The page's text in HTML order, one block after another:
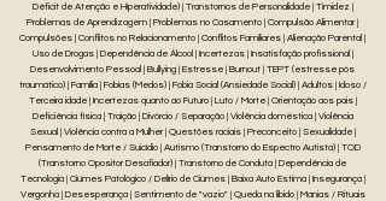
Déficit de Atenção e Hiperatividade) | Transtornos de Personalidade | Timidez |
Problemas de Aprendizagem | Problemas no Casamento | Compulsão Alimentar |
Compulsões | Conflitos no Relacionamento | Conflitos Familiares | Alienação Parental |
Uso de Drogas | Dependência de Álcool | Incertezas | Insatisfação profissional |
Desenvolvimento Pessoal | Bullying | Estresse | Burnout | TEPT (estresse pós
traumático) | Família | Fobias (Medos) | Fobia Social (Ansiedade Social) | Adultos | Idoso /
Terceira idade | Incertezas quanto ao Futuro | Luto / Morte | Orientação aos pais |
Deficiência física | Traição | Divórcio / Separação | Violência doméstica | Violência
Sexual | Violência contra a Mulher | Questões raciais | Preconceito | Sexualidade |
Pensamento de Morte / Suicídio | Autismo (Transtorno do Espectro Autista) | TOD
(Transtorno Opositor Desafiador) | Transtorno de Conduta | Dependência de
Tecnologia | Ciúmes Patológico / Delírio de Ciúmes | Baixa Auto Estima | Insegurança |
Vergonha | Desesperança | Sentimento de "vazio" | Queda na libido | Manias / Rituais